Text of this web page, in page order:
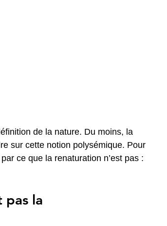
de la nature. Du moins, la
sur cette notion polysémique. Pour
ce que la renaturation n’est pas :
pas la